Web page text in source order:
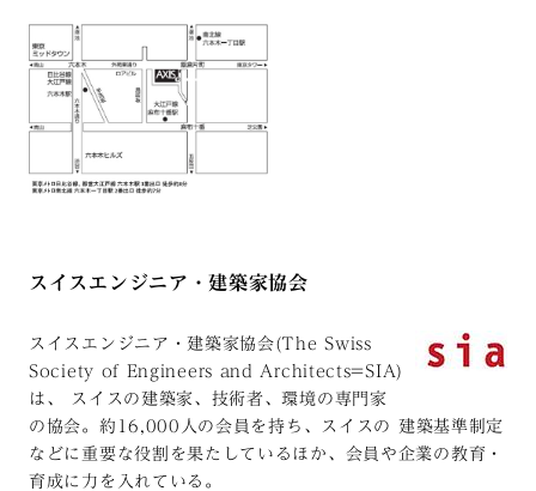
スイスエンジニア・建築家協会
スイスエンジニア・建築家協会(The Swiss
Society of Engineers and Architects=SIA)
は、 スイスの建築家、技術者、環境の専門家
の協会。約16,000人の会員を持ち、スイスの 建築基準制定
などに重要な役割を果たしているほか、会員や企業の教育・
育成に力を入れている。